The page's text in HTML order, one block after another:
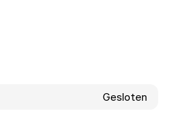
Gesloten